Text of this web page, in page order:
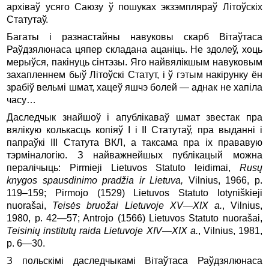
архіваў усяго Саюзу ў пошуках экзэмпляраў Літоўскіх
Статутаў.
Багаты і разнастайны навуковы скарб Вітаўтаса
Раўдзялюнаса цяпер складана ацаніць. Не здолеў, хоць
мерыўся, пакінуць сінтэзы. Яго найвялікшым навуковым
захапленнем быў Літоўскі Статут, і ў гэтым накірунку ён
зрабіў вельмі шмат, хацеў яшчэ болей — аднак не хапіла
часу…
Даследчык знайшоў і апублікаваў шмат звестак пра
вялікую колькасць копіяў I і II Статутаў, пра выданні і
папраўкі III Статута ВКЛ, а таксама пра іх прававую
тэрміналогію. З найважнейшых публікацый можна
пералічыць: Pirmieji Lietuvos Statuto leidimai, Rusų
knygos spausdinimo pradžia ir Lietuva, Vilnius, 1966, p.
119–159; Pirmojo (1529) Lietuvos Statuto lotyniškieji
nuorašai, Teisės bruožai Lietuvoje XV—XIX a., Vilnius,
1980, p. 42—57; Antrojo (1566) Lietuvos Statuto nuorašai,
Teisinių institutų raida Lietuvoje XIV—XIX a., Vilnius, 1981,
p. 6—30.
З польскімі даследчыкамі Вітаўтаса Раўдзялюнаса